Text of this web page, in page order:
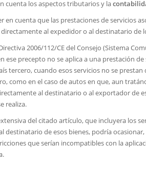
cuenta los aspectos tributarios y la
en cuenta que las prestaciones de servicios
al expedidor o al destinatario de
Directiva 2006/112/CE del Consejo (Sistema
ese precepto no se aplica a una prestación
tercero, cuando esos servicios no se
como en el caso de autos en que, aun
al destinatario o al exportador de
realiza.
del citado artículo, que incluyera los
de esos bienes, podría
que serían incompatibles con la